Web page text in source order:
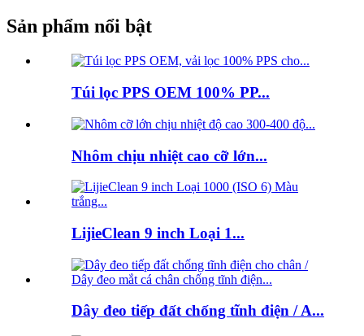
Sản phẩm nổi bật
Túi lọc PPS OEM 100% PP...
Nhôm chịu nhiệt cao cỡ lớn...
LijieClean 9 inch Loại 1...
Dây đeo tiếp đất chống tĩnh điện / A...